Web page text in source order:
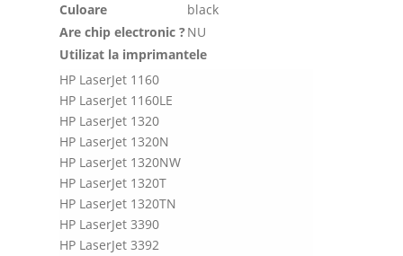
Culoare
black
Are chip electronic ?NU
Utilizat la imprimantele
HP LaserJet 1160
HP LaserJet 1160LE
HP LaserJet 1320
HP LaserJet 1320N
HP LaserJet 1320NW
HP LaserJet 1320T
HP LaserJet 1320TN
HP LaserJet 3390
HP LaserJet 3392